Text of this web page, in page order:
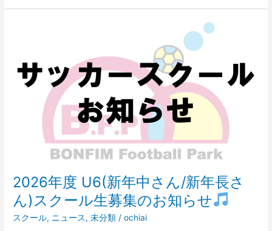
30
2026年度 U6(新年中さん/新年長さ
ん)スクール生募集のお知らせ
スクール, ニュース,未分類 /ochiai
U6(新
さ
ん)
ス
ク